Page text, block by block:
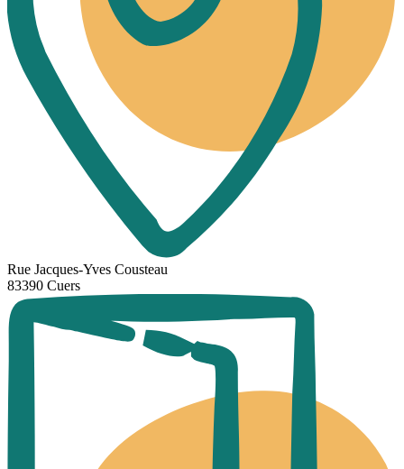
Rue Jacques-Yves Cousteau
83390 Cuers